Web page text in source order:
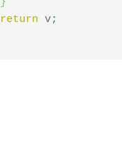
}
return v;